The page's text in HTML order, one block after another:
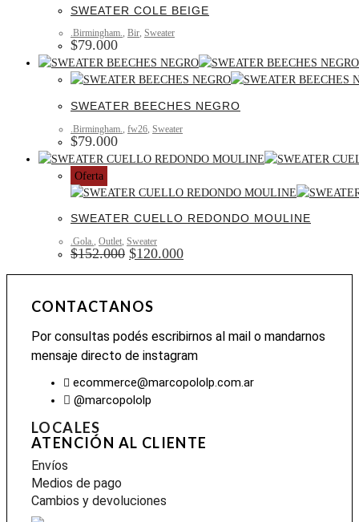
SWEATER COLE BEIGE
.Birmingham., Bir, Sweater
$79.000
SWEATER BEECHES NEGRO
.Birmingham. fw26 Sweater
$79.000
Oferta
SWEATER CUELLO REDONDO MOULINE
.Gola. Outlet Sweater
$152.000 $120.000
CONTACTANOS
Por consultas podés escribirnos al mail o mandarnos
mensaje directo de instagram
ecommerce@marcopololp.com.ar
@marcopololp
LOCALES
ATENCIÓN AL CLIENTE
Envíos
Medios de pago
Cambios y devoluciones